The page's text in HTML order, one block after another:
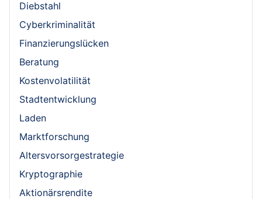
Diebstahl
Cyberkriminalität
Finanzierungslücken
Beratung
Kostenvolatilität
Stadtentwicklung
Laden
Marktforschung
Altersvorsorgestrategie
Kryptographie
Aktionärsrendite